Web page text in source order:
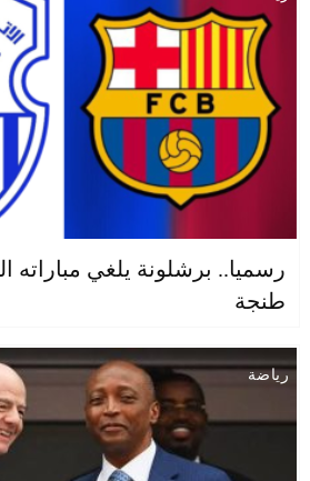
رسميا.. برشلونة يلغي مباراته
طنجة
رياضة